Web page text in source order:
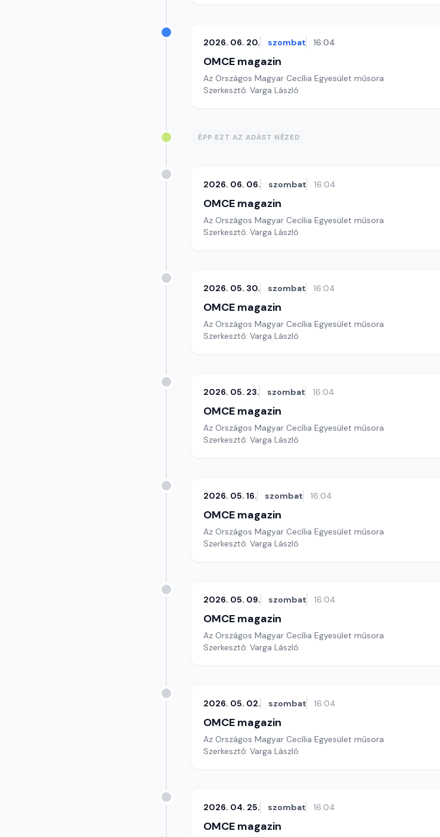
2026. 06. 20. szombat 16:04
OMCE magazin
Az Országos Magyar Cecília Egyesület műsora
Szerkesztő: Varga László
ÉPP EZT AZ ADÁST NÉZED
2026. 06. 06. szombat 16:04
OMCE magazin
Az Országos Magyar Cecília Egyesület műsora
Szerkesztő: Varga László
2026. 05. 30. szombat 16:04
OMCE magazin
Az Országos Magyar Cecília Egyesület műsora
Szerkesztő: Varga László
2026. 05. 23. szombat 16:04
OMCE magazin
Az Országos Magyar Cecília Egyesület műsora
Szerkesztő: Varga László
2026. 05. 16. szombat 16:04
OMCE magazin
Az Országos Magyar Cecília Egyesület műsora
Szerkesztő: Varga László
2026. 05. 09. szombat 16:04
OMCE magazin
Az Országos Magyar Cecília Egyesület műsora
Szerkesztő: Varga László
2026. 05. 02. szombat 16:04
OMCE magazin
Az Országos Magyar Cecília Egyesület műsora
Szerkesztő: Varga László
2026. 04. 25. szombat 16:04
OMCE magazin